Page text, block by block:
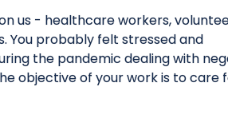
ფსიქოლოგიური
დახმარება
ხარ –
19
სტრესი ბავშვებში
us - healthcare workers,
You probably felt stressed and
the pandemic dealing with
objective of your work is to care